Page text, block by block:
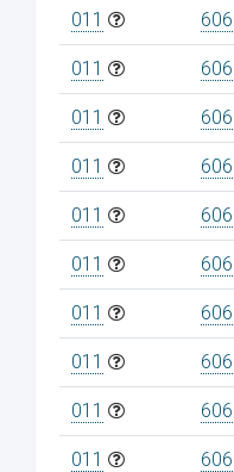
011
011
011
011
011
011
011
011
011
011